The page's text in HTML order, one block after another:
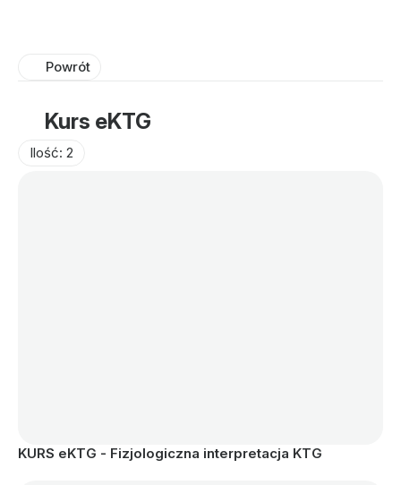
Powrót
Kurs eKTG
Ilość: 2
KURS eKTG - Fizjologiczna interpretacja KTG